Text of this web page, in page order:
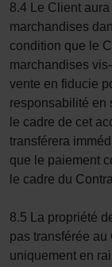
8.4 Le Client
marchandises
condition que le
marchandises
vente en fiducie
responsabilité en
le cadre de cet
transférera
que le paiement
le cadre du
8.5 La propriété
pas transférée
uniquement en